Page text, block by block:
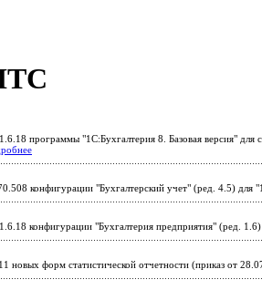
программы "1С:Бухгалтерия 8. Базовая версия"
конфигурации "Бухгалтерский учет" (ред. 4.5) для
конфигурации "Бухгалтерия предприятия" (ред.
новых форм статистической отчетности (приказ от